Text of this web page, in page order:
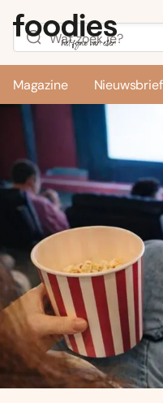
Magazine Nieuwsbrief